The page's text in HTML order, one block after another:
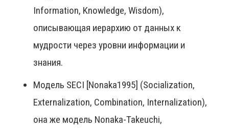
Information, Knowledge, Wisdom),
описывающая иерархию от данных к
мудрости через уровни информации и
знания.
Модель SECI [Nonaka1995] (Socialization,
Externalization, Combination, Internalization),
она же модель Nonaka-Takeuchi,